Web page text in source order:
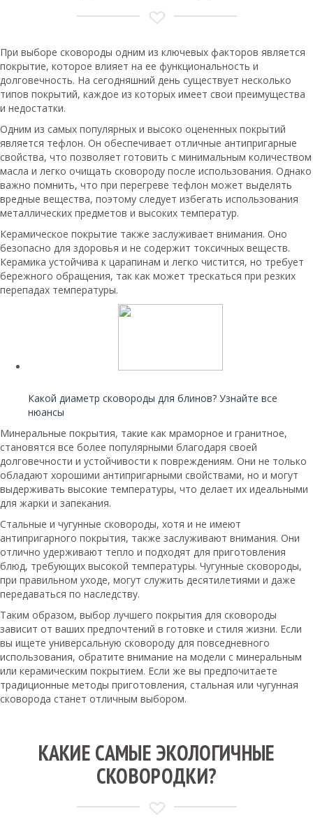
При выборе сковороды одним из ключевых факторов является
покрытие, которое влияет на ее функциональность и
долговечность. На сегодняшний день существует несколько
типов покрытий, каждое из которых имеет свои преимущества
и недостатки.
Одним из самых популярных и высоко оцененных покрытий
является тефлон. Он обеспечивает отличные антипригарные
свойства, что позволяет готовить с минимальным количеством
масла и легко очищать сковороду после использования. Однако
важно помнить, что при перегреве тефлон может выделять
вредные вещества, поэтому следует избегать использования
металлических предметов и высоких температур.
Керамическое покрытие также заслуживает внимания. Оно
безопасно для здоровья и не содержит токсичных веществ.
Керамика устойчива к царапинам и легко чистится, но требует
бережного обращения, так как может трескаться при резких
перепадах температуры.
Какой диаметр сковороды для блинов? Узнайте все
нюансы
Минеральные покрытия, такие как мраморное и гранитное,
становятся все более популярными благодаря своей
долговечности и устойчивости к повреждениям. Они не только
обладают хорошими антипригарными свойствами, но и могут
выдерживать высокие температуры, что делает их идеальными
для жарки и запекания.
Стальные и чугунные сковороды, хотя и не имеют
антипригарного покрытия, также заслуживают внимания. Они
отлично удерживают тепло и подходят для приготовления
блюд, требующих высокой температуры. Чугунные сковороды,
при правильном уходе, могут служить десятилетиями и даже
передаваться по наследству.
Таким образом, выбор лучшего покрытия для сковороды
зависит от ваших предпочтений в готовке и стиля жизни. Если
вы ищете универсальную сковороду для повседневного
использования, обратите внимание на модели с минеральным
или керамическим покрытием. Если же вы предпочитаете
традиционные методы приготовления, стальная или чугунная
сковорода станет отличным выбором.
КАКИЕ САМЫЕ ЭКОЛОГИЧНЫЕ
СКОВОРОДКИ?